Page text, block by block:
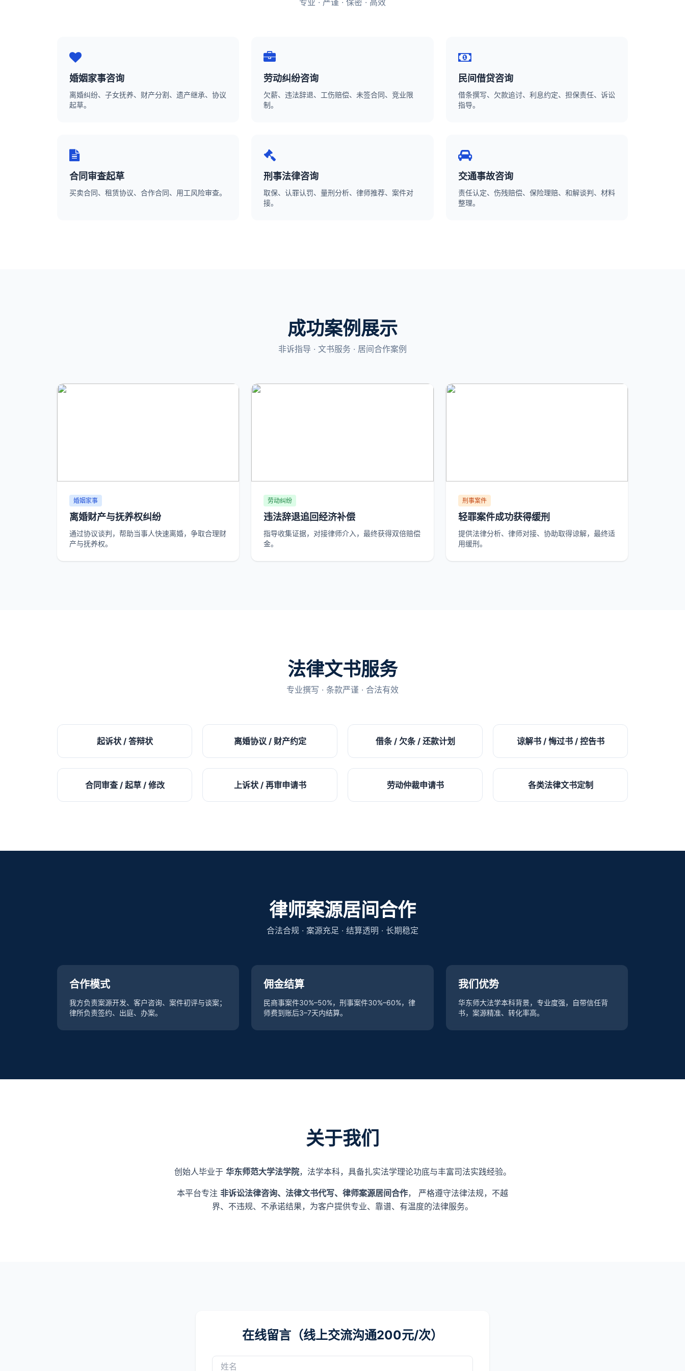
专业 · 严谨 · 保密 · 高效
婚姻家事咨询
离婚纠纷、子女抚养、财产分割、遗产继承、协议
起草。
劳动纠纷咨询
欠薪、违法辞退、工伤赔偿、未签合同、竞业限
制。
民间借贷咨询
借条撰写、欠款追讨、利息约定、担保责任、诉讼
指导。
合同审查起草
买卖合同、租赁协议、合作合同、用工风险审查。
刑事法律咨询
取保、认罪认罚、量刑分析、律师推荐、案件对
接。
交通事故咨询
责任认定、伤残赔偿、保险理赔、和解谈判、材料
整理。
成功案例展示
非诉指导 · 文书服务 · 居间合作案例
婚姻家事
离婚财产与抚养权纠纷
通过协议谈判，帮助当事人快速离婚，争取合理财
产与抚养权。
劳动纠纷
违法辞退追回经济补偿
指导收集证据，对接律师介入，最终获得双倍赔偿
金。
刑事案件
轻罪案件成功获得缓刑
提供法律分析、律师对接、协助取得谅解，最终适
用缓刑。
法律文书服务
专业撰写 · 条款严谨 · 合法有效
起诉状 / 答辩状 离婚协议 / 财产约定 借条 / 欠条 / 还款计划 谅解书 / 悔过书 / 控告书
合同审查 / 起草 / 修改 上诉状 / 再审申请书 劳动仲裁申请书 各类法律文书定制
律师案源居间合作
合法合规 · 案源充足 · 结算透明 · 长期稳定
合作模式
我方负责案源开发、客户咨询、案件初评与谈案；
律所负责签约、出庭、办案。
佣金结算
民商事案件30%–50%，刑事案件30%–60%，律
师费到账后3–7天内结算。
我们优势
华东师大法学本科背景，专业度强，自带信任背
书，案源精准、转化率高。
关于我们
创始人毕业于 华东师范大学法学院，法学本科，具备扎实法学理论功底与丰富司法实践经验。
本平台专注 非诉讼法律咨询、法律文书代写、律师案源居间合作， 严格遵守法律法规，不越
界、不违规、不承诺结果，为客户提供专业、靠谱、有温度的法律服务。
在线留言（线上交流沟通200元/次）